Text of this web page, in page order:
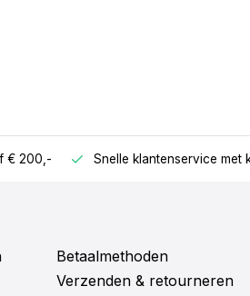
€ 200,- Snelle klantenservice met
Betaalmethoden
Verzenden & retourneren